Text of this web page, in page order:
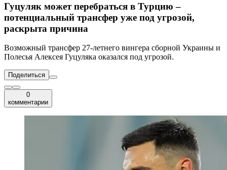
Гуцуляк может перебраться в Турцию –
потенциальный трансфер уже под угрозой,
раскрыта причина
Возможный трансфер 27-летнего вингера сборной Украины и
Полесья Алексея Гуцуляка оказался под угрозой.
Поделиться
0
комментарии